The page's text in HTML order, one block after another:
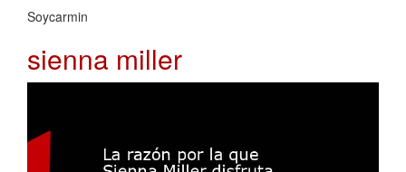
Soycarmin
sienna miller